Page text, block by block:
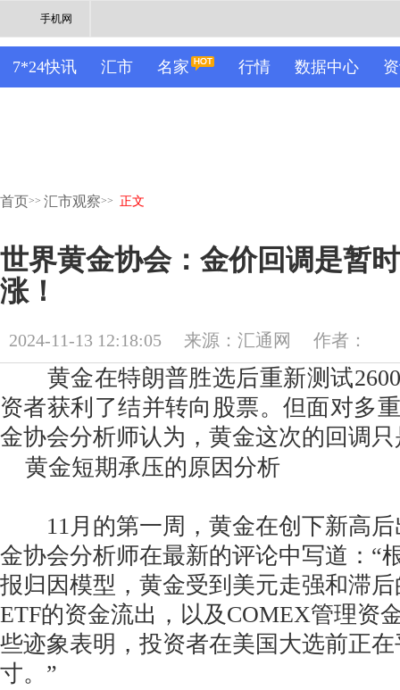
手机网
7*24快讯 汇市 名家 行情 数据中心
首页>> 汇市观察>> 正文
世界黄金协会：金价回调是暂
涨！
2024-11-13 12:18:05 来源：汇通网 作者：
黄金在特朗普胜选后重新测试
资者获利了结并转向股票。但面对多
金协会分析师认为，黄金这次的回调
黄金短期承压的原因分析
11月的第一周，黄金在创下新高后
金协会分析师在最新的评论中写道：“
报归因模型，黄金受到美元走强和滞
ETF的资金流出，以及COMEX管理资
些迹象表明，投资者在美国大选前正
寸。”